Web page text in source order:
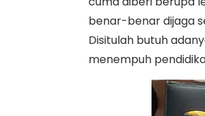
benar-benar dijaga
Disitulah butuh
menempuh